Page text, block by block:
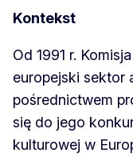
Kontekst
Od 1991 r.
europejski sektor
pośrednictwem
się do jego
kulturowej w